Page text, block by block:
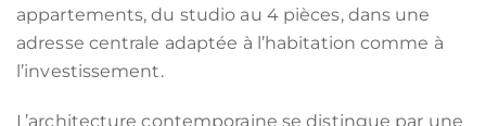
appartements, du studio au 4 pièces, dans une
adresse centrale adaptée à l’habitation comme à
l’investissement.
L’architecture contemporaine se distingue par une